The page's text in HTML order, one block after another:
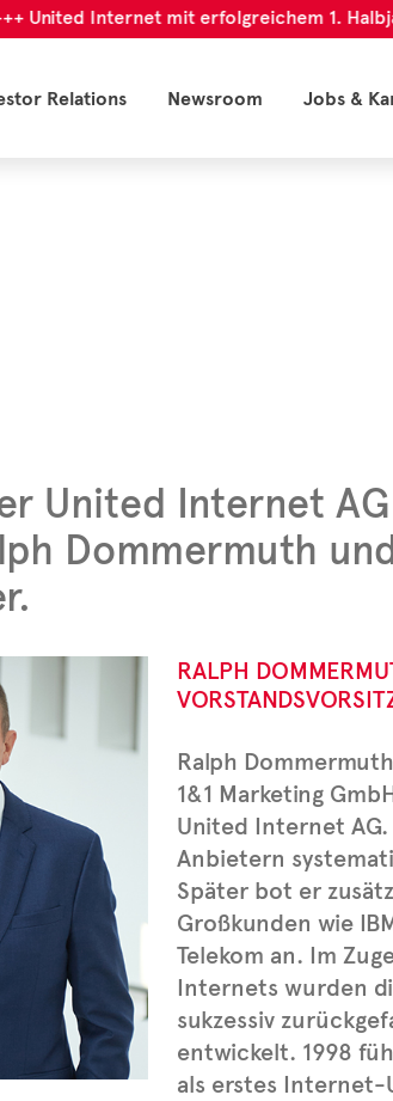
Internet mit erfolgreichem 1.
Relations Newsroom Jobs &
United Internet AG
Dommermuth
RALPH
Ralph
1&1 Marketing
United Internet
Anbietern
Später bot er
Großkunden wie
Telekom an. Im
Internets wurden
sukzessiv
entwickelt. 1998
als erstes